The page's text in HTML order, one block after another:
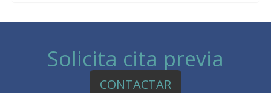
Solicita cita previa
CONTACTAR